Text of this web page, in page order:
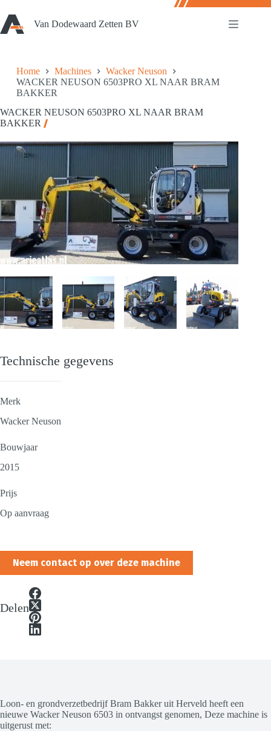
naar
de
inhoud
Van Dodewaard Zetten BV
Home Machines
Wacker Neuson
WACKER NEUSON 6503PRO XL NAAR BRAM
BAKKER
WACKER NEUSON 6503PRO XL NAAR BRAM
BAKKER
Technische gegevens
Merk
Wacker Neuson
Bouwjaar
2015
Prijs
Op aanvraag
Neem contact op over deze machine
Delen
Loon- en grondverzetbedrijf Bram Bakker uit Herveld heeft een
nieuwe Wacker Neuson 6503 in ontvangst genomen, Deze machine is
uitgerust met: